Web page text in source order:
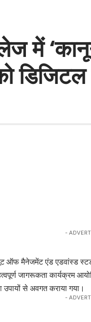
-
ऑफ मैनेजमेंट एंड एडवांस्ड
जागरूकता कार्यक्रम
उपायों से अवगत कराया गया।
-